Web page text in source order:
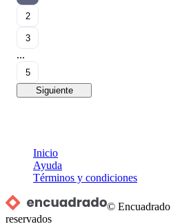
2
3
...
5
Siguiente
Inicio
Ayuda
Términos y condiciones
© Encuadrado
reservados